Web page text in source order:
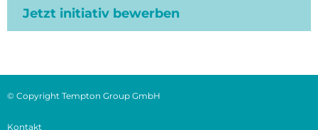
Jetzt initiativ bewerben
© Copyright Tempton Group GmbH
Kontakt